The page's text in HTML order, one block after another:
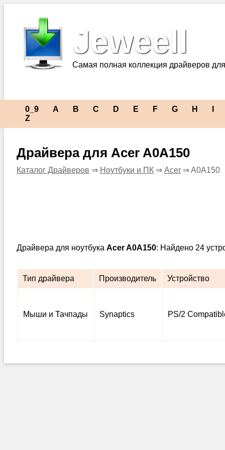
Jeweell
Самая полная коллекция драйверов
0_9 A B C D E F G H
Z
Драйвера для Acer A0A150
Каталог Драйверов ⇒ Ноутбуки и ПК ⇒ Acer ⇒ A0A150
Драйвера для ноутбука Acer A0A150: Найдено 24
Тип драйвера Производитель Устройство
Мыши и Тачпады Synaptics PS/2